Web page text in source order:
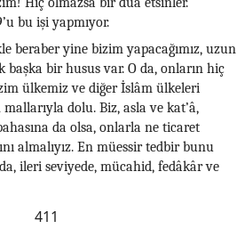
bu işi yapmıyor.
beraber yine bizim yapacağımız, uzun
başka bir husus var. O da, onların hiç
ülkemiz ve diğer İslâm ülkeleri
dolu. Biz, asla ve kat’â,
da olsa, onlarla ne ticaret
almalıyız. En müessir tedbir bunu
ileri seviyede, mücahid, fedâkâr ve
411